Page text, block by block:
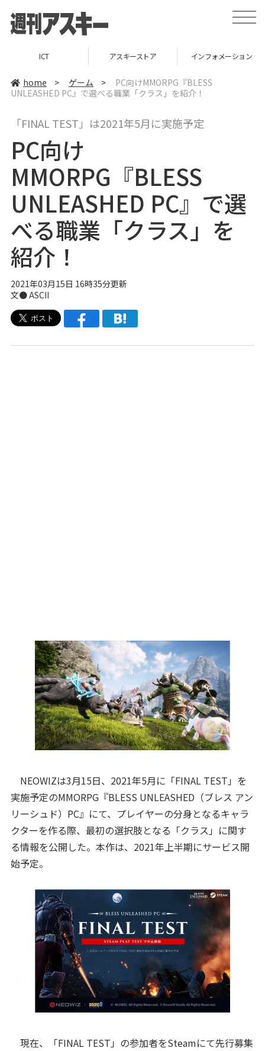
t
o
e
ICT アスキーストア インフォメーション
home > ゲーム >
PC向けMMORPG『BLESS
UNLEASHED PC』で選べる職業「クラス」を紹介！
「FINAL TEST」は2021年5月に実施予定
PC向け
MMORPG『BLESS
UNLEASHED PC』で選
べる職業「クラス」を
紹介！
2021年03月15日 16時35分更新
文● ASCII
NEOWIZは3月15日、2021年5月に「FINAL TEST」を
実施予定のMMORPG『BLESS UNLEASHED（ブレス アン
リーシュド）PC』にて、プレイヤーの分身となるキャラ
クターを作る際、最初の選択肢となる「クラス」に関す
る情報を公開した。本作は、2021年上半期にサービス開
始予定。
現在、「FINAL TEST」の参加者をSteamにて先行募集